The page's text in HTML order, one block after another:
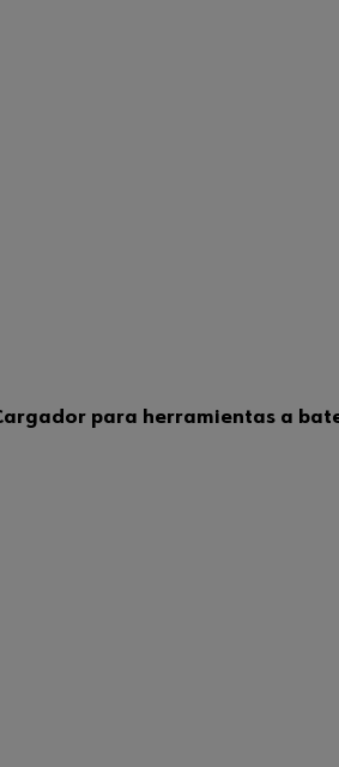
para herramientas a